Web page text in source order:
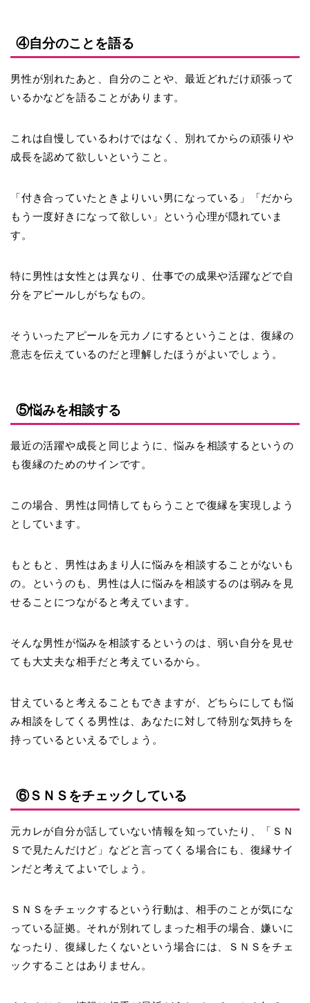
④自分のことを語る
男性が別れたあと、自分のことや、最近どれだけ頑張って
いるかなどを語ることがあります。
これは自慢しているわけではなく、別れてからの頑張りや
成長を認めて欲しいということ。
「付き合っていたときよりいい男になっている」「だから
もう一度好きになって欲しい」という心理が隠れていま
す。
特に男性は女性とは異なり、仕事での成果や活躍などで自
分をアピールしがちなもの。
そういったアピールを元カノにするということは、復縁の
意志を伝えているのだと理解したほうがよいでしょう。
⑤悩みを相談する
最近の活躍や成長と同じように、悩みを相談するというの
も復縁のためのサインです。
この場合、男性は同情してもらうことで復縁を実現 しよう
としています。
もともと、男性はあまり人に悩みを相談することがないも
の。というのも、男性は人に悩みを相談するのは弱みを見
せることにつながると考えています。
そんな男性が悩みを相談するというのは、弱い自分を見せ
ても大丈夫な相手だと考えているから。
甘えていると考えることもできますが、どちらにしても悩
み相談をしてくる男性は、あなたに対して特別な気持ちを
持っているといえるでしょう。
⑥ＳＮＳをチェックしている
元カレが自分が話していない情報を知っていたり、「ＳＮ
Ｓで見たんだけど」などと言ってくる場合にも、復縁サイ
ンだと考えてよいでしょう。
ＳＮＳをチェックするという行動は、 相手のことが気にな
っている証拠。それが別れてしまった相手の場合、嫌いに
なったり、復縁したくないという場合には、ＳＮＳをチェ
ックすることはありません。